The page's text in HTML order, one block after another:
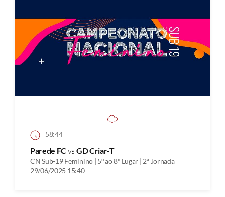
58:44
Parede FCvs GD Criar-T
CN Sub-19 Feminino | 5º ao 8º Lugar | 2ª Jornada
29/06/2025 15:40